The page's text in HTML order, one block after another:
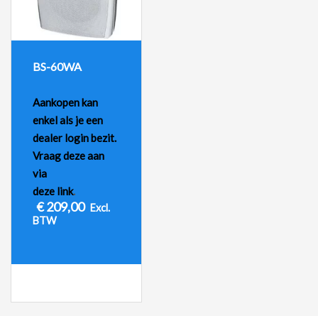
BS-60WA
Aankopen kan
enkel als je een
dealer login bezit.
Vraag deze aan
via
deze link.
€209,00 Excl.
BTW